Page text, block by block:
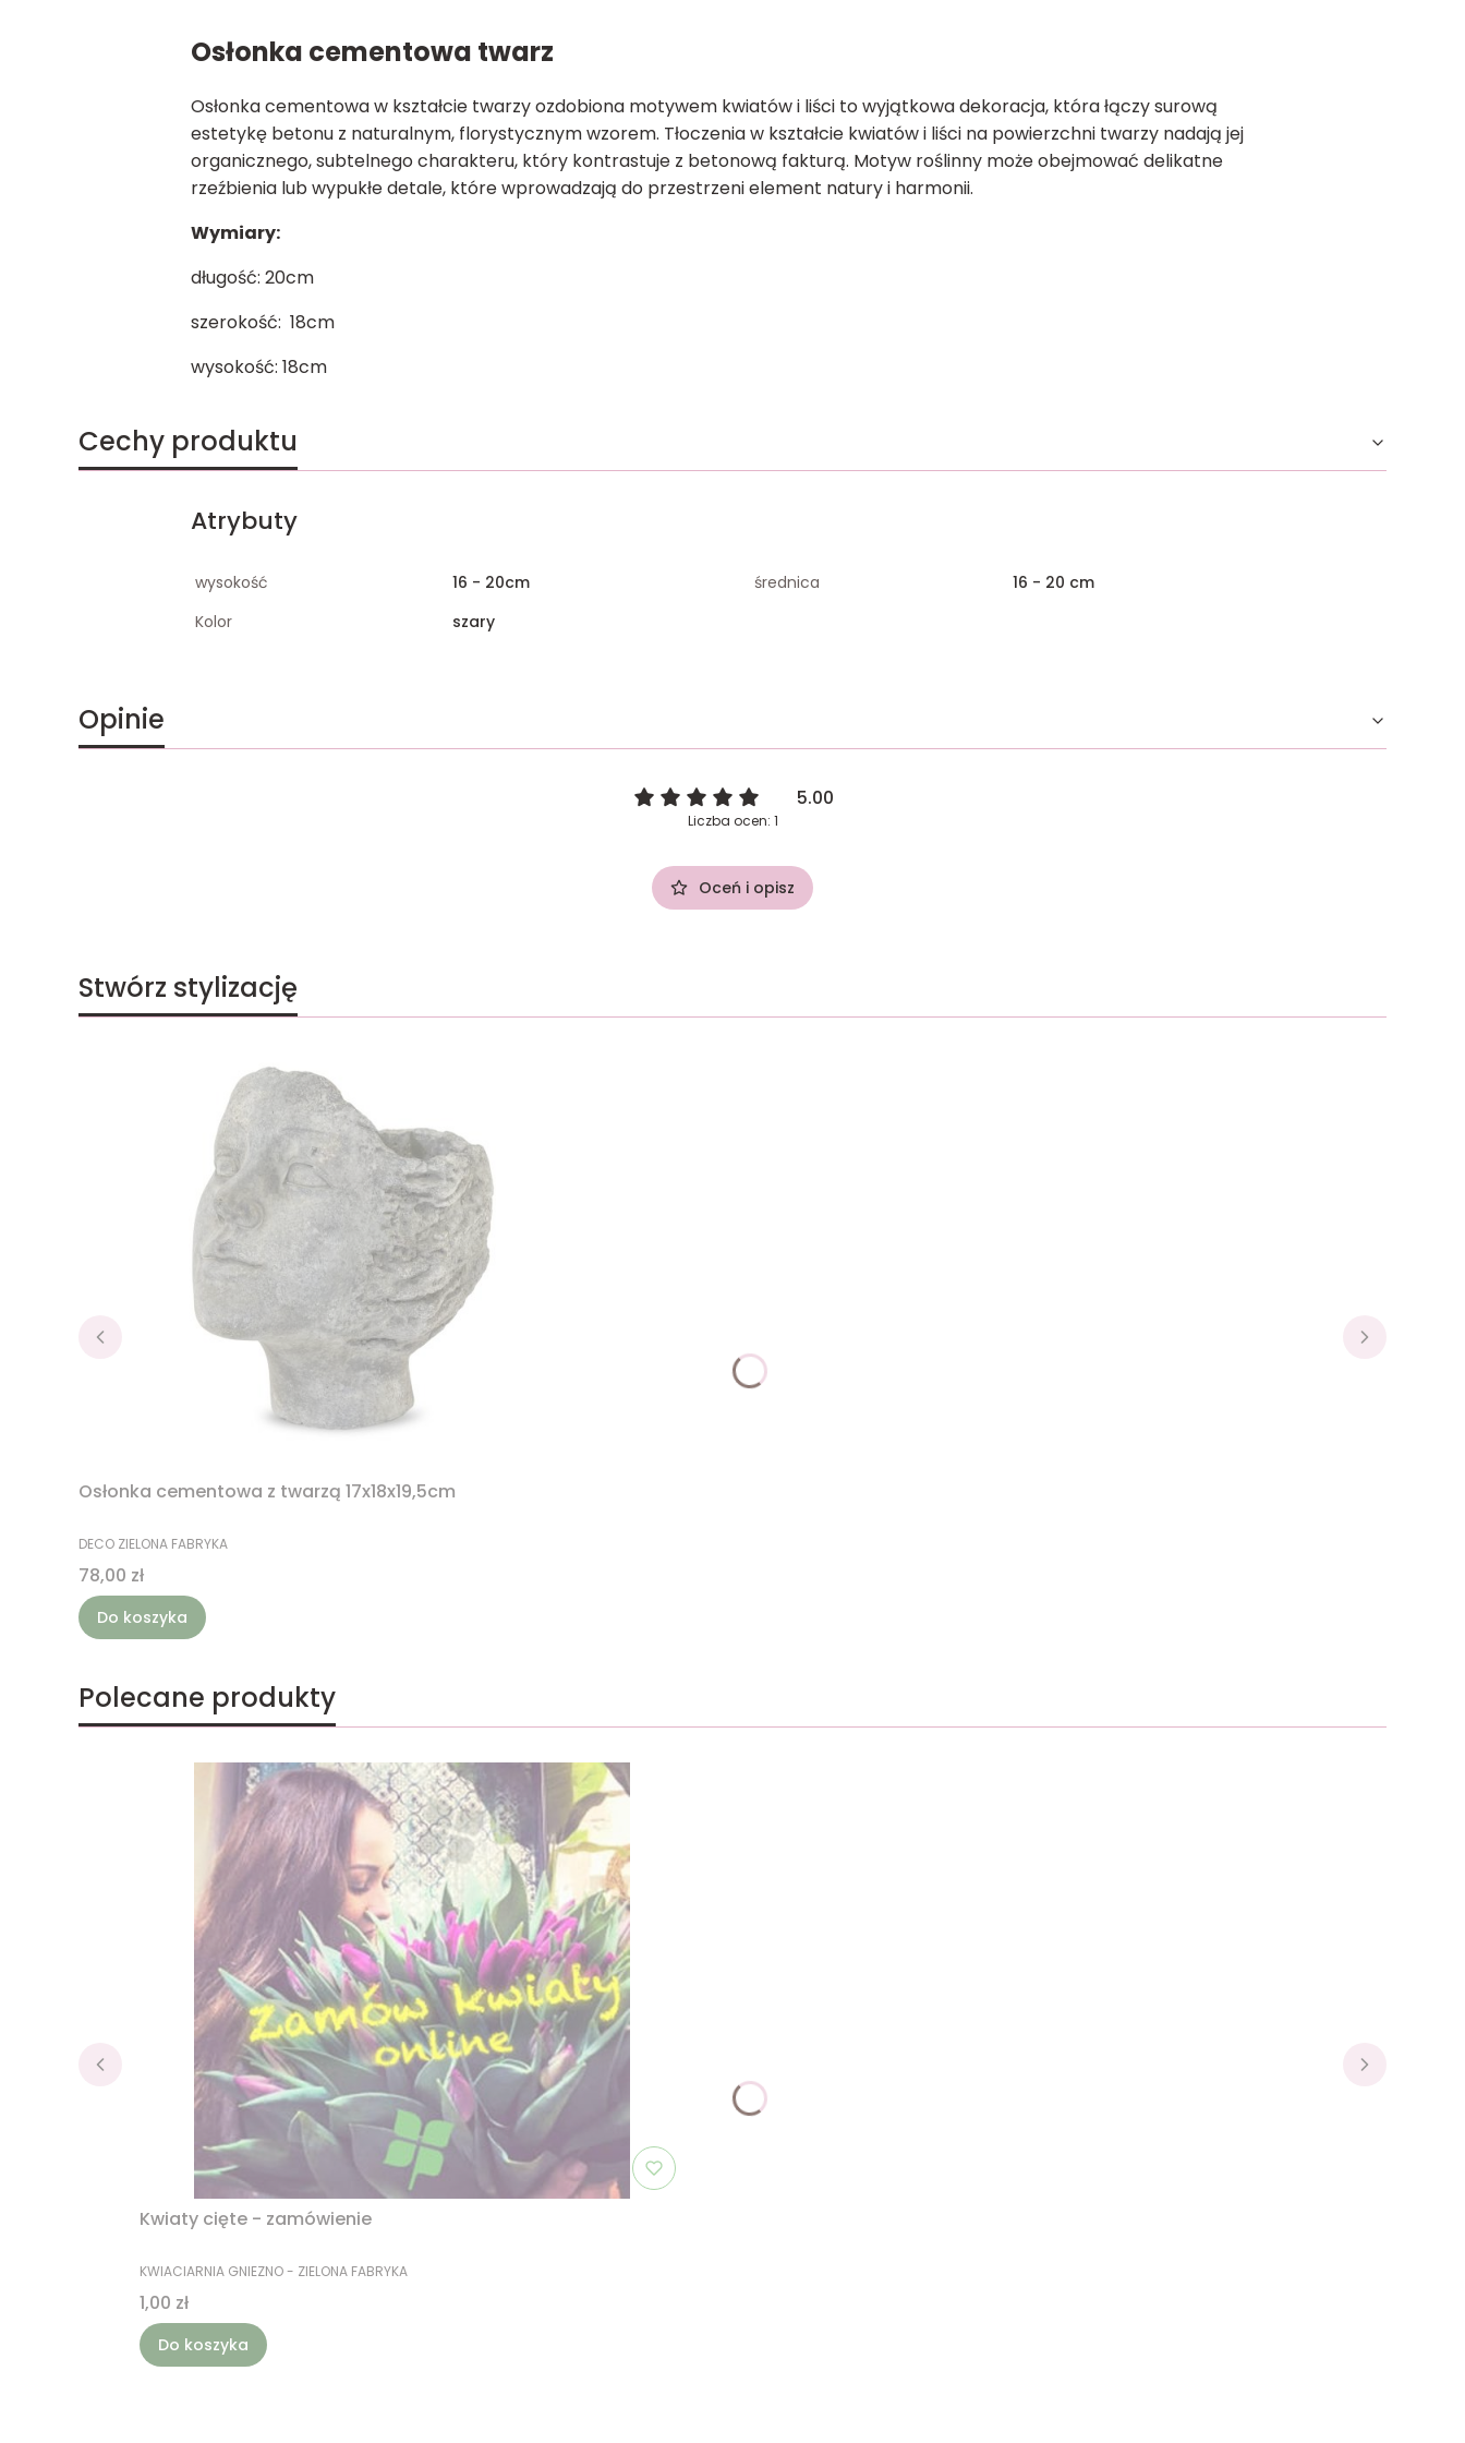
Osłonka cementowa twarz
Osłonka cementowa w kształcie twarzy ozdobiona motywem kwiatów i liści to wyjątkowa dekoracja, która łączy surową
estetykę betonu z naturalnym, florystycznym wzorem. Tłoczenia w kształcie kwiatów i liści na powierzchni twarzy nadają jej
organicznego, subtelnego charakteru, który kontrastuje z betonową fakturą. Motyw roślinny może obejmować delikatne
rzeźbienia lub wypukłe detale, które wprowadzają do przestrzeni element natury i harmonii.
Wymiary:
długość: 20cm
szerokość: 18cm
wysokość: 18cm
Cechy produktu
Atrybuty
wysokość 16 - 20cm średnica
16 - 20 cm
Kolor
szary
Opinie
5.00
Liczba ocen: 1
Oceń i opisz
Stwórz stylizację
Osłonka cementowa z twarzą 17x18x19,5cm
PRODUCENT
DECO ZIELONA FABRYKA
Cena
78,00 zł
Do koszyka
Polecane produkty
Kwiaty cięte - zamówienie
PRODUCENT
KWIACIARNIA GNIEZNO - ZIELONA FABRYKA
Cena
1,00 zł
Do koszyka